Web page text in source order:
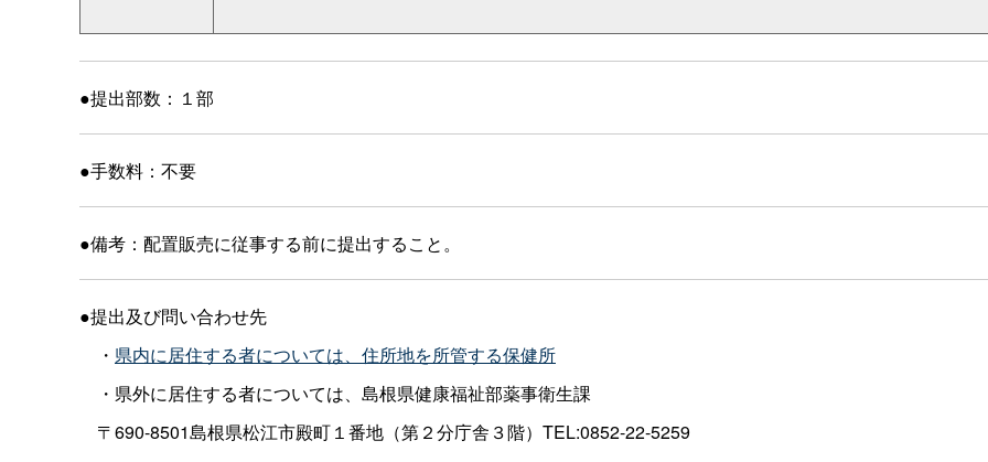
●提出部数：１部
●手数料：不要
●備考：配置販売に従事する前に提出すること。
●提出及び問い合わせ先
・ 県内に居住する者については、住所地を所管する保健所
・県外に居住する者については、島根県健康福祉部薬事衛生課
〒690-8501島根県松江市殿町１番地（第２分庁舎３階）TEL:0852-22-5259